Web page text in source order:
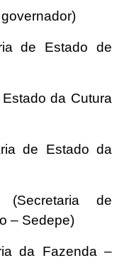
de Estado de
da Cutura
de Estado da
(Secretaria de
– Sedepe)
da Fazenda –